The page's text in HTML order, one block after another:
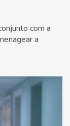
com a
a